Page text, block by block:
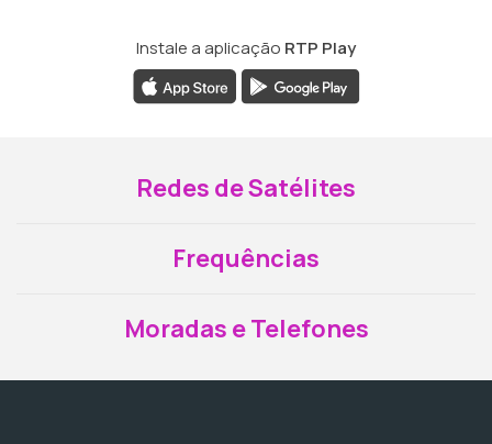
Instale a aplicação RTP Play
Redes de Satélites
Frequências
Moradas e Telefones